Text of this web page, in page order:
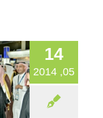
14
05, 2014